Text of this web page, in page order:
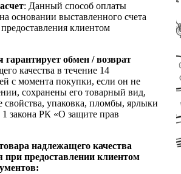
: Данный способ оплаты
основании выставленного счета
клиентом
обмен / возврат
качества в течение 14
с момента покупки, если он не
сохранены его товарный вид,
свойства, упаковка, пломбы, ярлыки
1 закона РК «О защите прав
надлежащего качества
при предоставлении клиентом